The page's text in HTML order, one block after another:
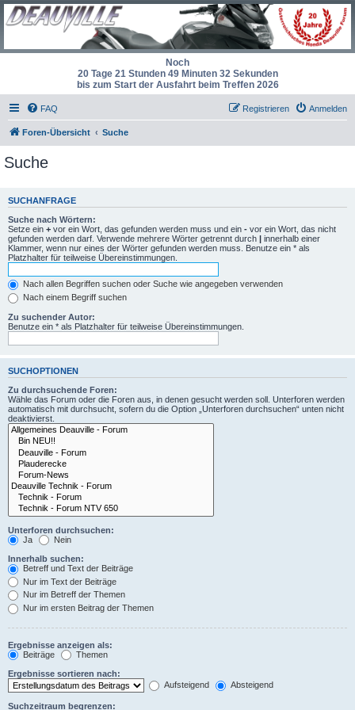
Noch
20 Tage 21 Stunden 49 Minuten 32 Sekunden
bis zum Start der Ausfahrt beim Treffen 2026
FAQ Anmelden
Registrieren
Foren-Übersicht Suche
Suche
SUCHANFRAGE
Suche nach Wörtern:
Setze ein + vor ein Wort, das gefunden werden muss und ein - vor ein Wort, das nicht
gefunden werden darf. Verwende mehrere Wörter getrennt durch
innerhalb einer
Klammer, wenn nur eines der Wörter gefunden werden muss. Benutze ein * als
Platzhalter für teilweise Übereinstimmungen.
Nach allen Begriffen suchen oder Suche wie angegeben verwenden
Nach einem Begriff suchen
Zu suchender Autor:
Benutze ein * als Platzhalter für teilweise Übereinstimmungen.
SUCHOPTIONEN
Zu durchsuchende Foren:
Wähle das Forum oder die Foren aus, in denen gesucht werden soll. Unterforen werden
automatisch mit durchsucht, sofern du die Option „Unterforen durchsuchen“ unten nicht
deaktivierst.
Unterforen durchsuchen:
Ja
Nein
Innerhalb suchen:
Betreff und Text der Beiträge
Nur im Text der Beiträge
Nur im Betreff der Themen
Nur im ersten Beitrag der Themen
Ergebnisse anzeigen als:
Beiträge
Themen
Ergebnisse sortieren nach:
Aufsteigend
Absteigend
Suchzeitraum begrenzen: